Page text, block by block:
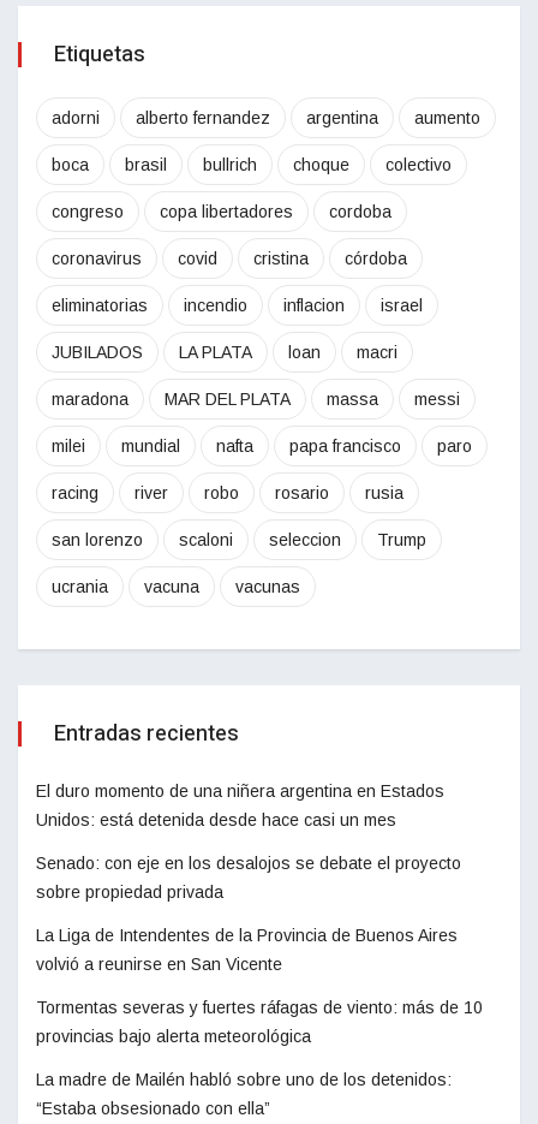
Etiquetas
adorni alberto fernandez argentina aumento
boca brasil bullrich choque colectivo
congreso copa libertadores cordoba
coronavirus covid cristina córdoba
eliminatorias incendio inflacion israel
JUBILADOS LA PLATA loan macri
maradona MAR DEL PLATA massa messi
milei mundial nafta papa francisco paro
racing river robo rosario rusia
san lorenzo scaloni seleccion Trump
ucrania vacuna vacunas
Entradas recientes
El duro momento de una niñera argentina en Estados
Unidos: está detenida desde hace casi un mes
Senado: con eje en los desalojos se debate el proyecto
sobre propiedad privada
La Liga de Intendentes de la Provincia de Buenos Aires
volvió a reunirse en San Vicente
Tormentas severas y fuertes ráfagas de viento: más de 10
provincias bajo alerta meteorológica
La madre de Mailén habló sobre uno de los detenidos:
“Estaba obsesionado con ella”